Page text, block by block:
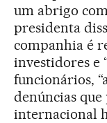
um abrigo
presidenta
companhia é
investidores e
funcionários,
denúncias
internacional